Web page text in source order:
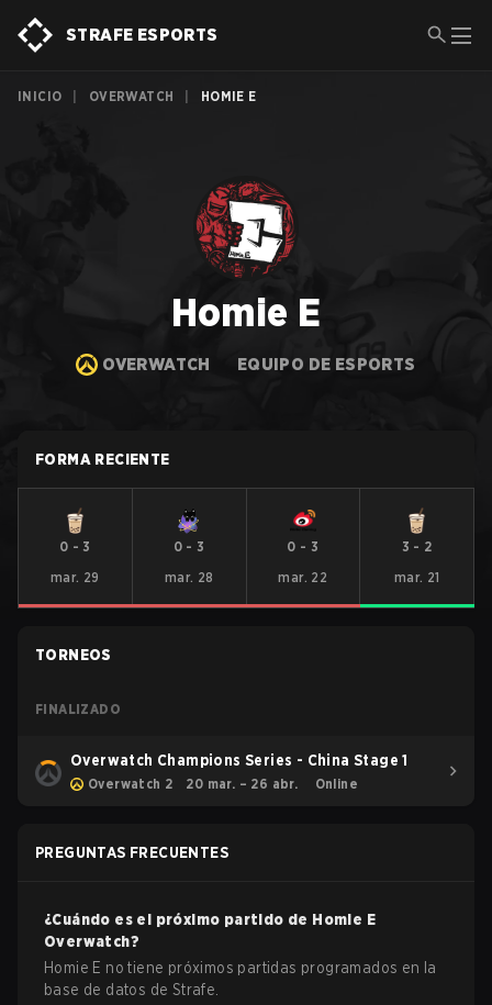
STRAFE ESPORTS
INICIO OVERWATCH HOMIE E
Homie E
OVERWATCH EQUIPO DE ESPORTS
FORMA RECIENTE
0 - 3
mar. 29
0 - 3
mar. 28
0 - 3
mar. 22
3 - 2
mar. 21
TORNEOS
FINALIZADO
Overwatch Champions Series - China Stage 1
Overwatch 2 20 mar. – 26 abr. Online
PREGUNTAS FRECUENTES
¿Cuándo es el próximo partido de Homie E
Overwatch?
Homie E no tiene próximos partidas programados en la
base de datos de Strafe.